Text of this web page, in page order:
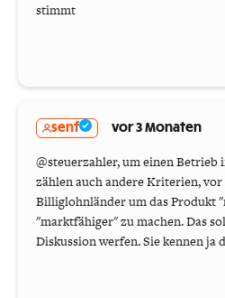
stimmt
senf vor 3 Monaten
@steuerzahler, um einen Betrieb
zählen auch andere Kriterien, vor
Billiglohnländer um das Produkt
"marktfähiger" zu machen. Das
Diskussion werfen. Sie kennen ja